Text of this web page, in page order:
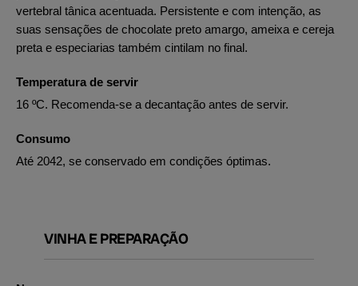
vertebral tânica acentuada. Persistente e com intenção, as
suas sensações de chocolate preto amargo, ameixa e cereja
preta e especiarias também cintilam no final.
Temperatura de servir
16 ºC. Recomenda-se a decantação antes de servir.
Consumo
Até 2042, se conservado em condições óptimas.
VINHA E PREPARAÇÃO